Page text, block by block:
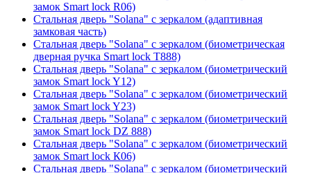
замок Smart lock R06)
Стальная дверь "Solana" с зеркалом (адаптивная
замковая часть)
Стальная дверь "Solana" с зеркалом (биометрическая
дверная ручка Smart lock T888)
Стальная дверь "Solana" с зеркалом (биометрический
замок Smart lock Y12)
Стальная дверь "Solana" с зеркалом (биометрический
замок Smart lock Y23)
Стальная дверь "Solana" с зеркалом (биометрический
замок Smart lock DZ 888)
Стальная дверь "Solana" с зеркалом (биометрический
замок Smart lock К06)
Стальная дверь "Solana" с зеркалом (биометрический